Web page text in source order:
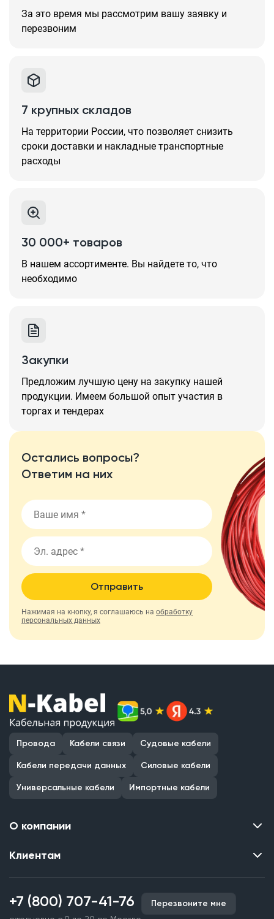
За это время мы рассмотрим вашу заявку и
перезвоним
7 крупных складов
На территории России, что позволяет снизить
сроки доставки и накладные транспортные
расходы
30 000+ товаров
В нашем ассортименте. Вы найдете то, что
необходимо
Закупки
Предложим лучшую цену на закупку нашей
продукции. Имеем большой опыт участия в
торгах и тендерах
Остались вопросы?
Ответим на них
Отправить
Нажимая на кнопку, я соглашаюсь на обработку
персональных данных
Провода Кабели связи Судовые кабели
Кабели передачи данных Силовые кабели
Универсальные кабели Импортные кабели
О компании
Контакты
Наши объекты
Партнерство
Клиентам
Производство кабельной продукции
+7 (800) 707-41-76 Перезвоните мне